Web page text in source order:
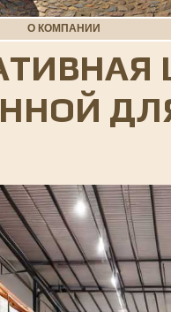
О КОМПАНИИ